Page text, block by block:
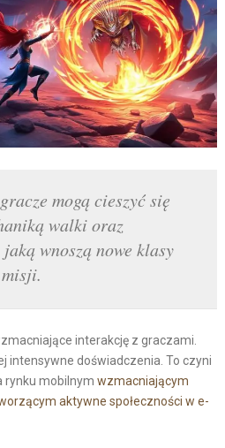
mogą cieszyć się
walki oraz
wnoszą nowe klasy
interakcję z graczami.
intensywne doświadczenia. To czyni
rynku mobilnym wzmacniającym
aktywne społeczności w e-